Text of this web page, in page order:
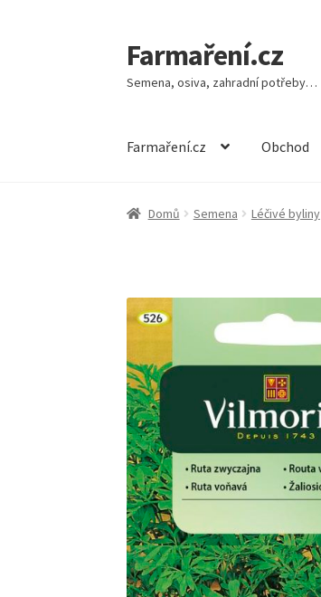
Přeskočit
na
navigaci
Přejít
k
obsahu
Farmaření.cz
Semena, osiva, zahradní potřeby…
Farmaření.cz Obchod
Domů Semena Léčivé byliny